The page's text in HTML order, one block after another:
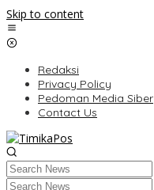
Skip to content
Redaksi
Privacy Policy
Pedoman Media Siber
Contact Us